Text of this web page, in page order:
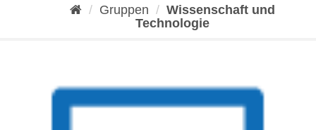
Gruppen
Wissenschaft und
Technologie